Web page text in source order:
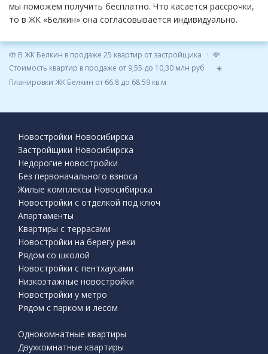
🤲 В ЖК Белкин в продаже 25 квартир от застройщика
💸
Стоимость квартир в продаже от 9,55 до 10,30 млн руб
☀️
Планировки ЖК Белкин от 66.8 до 68.59 кв.м
мы поможем получить бесплатно. Что касается рассрочки,
то в ЖК «Белкин» она согласовывается индивидуально.
Новостройки Новосибирска
Застройщики Новосибирска
Недорогие новостройки
Без первоначального взноса
Жилые комплексы Новосибирска
Новостройки с отделкой под ключ
Апартаменты
Квартиры с террасами
Новостройки на берегу реки
Рядом со школой
Новостройки с пентхаусами
Низкоэтажные новостройки
Новостройки у метро
Рядом с парком и лесом
Однокомнатные квартиры
Двухкомнатные квартиры